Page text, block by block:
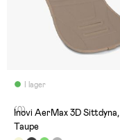
I lager
(0)
Inovi AerMax 3D Sittdyna,
Taupe